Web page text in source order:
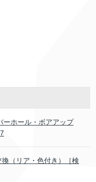
ーホール・ボアアップ
（リア・色付き）［検